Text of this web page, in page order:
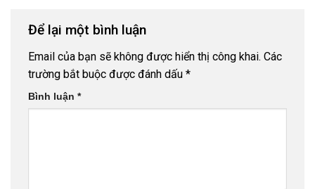
Để lại một bình luận
Email của bạn sẽ không được hiển thị công khai. Các
trường bắt buộc được đánh dấu *
Bình luận *